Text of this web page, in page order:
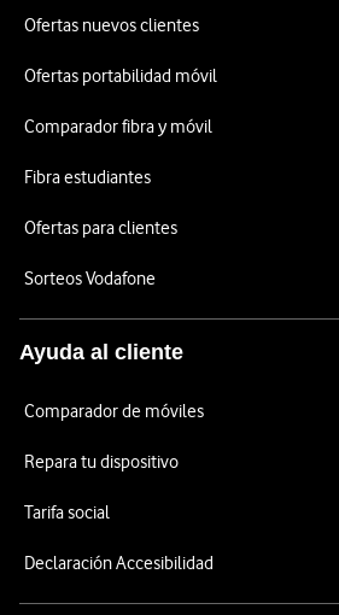
Ofertas nuevos clientes
Ofertas portabilidad móvil
Comparador fibra y móvil
Fibra estudiantes
Ofertas para clientes
Sorteos Vodafone
Ayuda al cliente
Comparador de móviles
Repara tu dispositivo
Tarifa social
Declaración Accesibilidad